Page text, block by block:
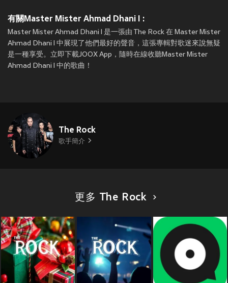
有關Master Mister Ahmad Dhani I :
Master Mister Ahmad Dhani I 是一張由 The Rock 在 Master Mister
Ahmad Dhani I 中展現了他們最好的聲音，這張專輯對歌迷來說無疑
是一種享受。立即下載JOOX App，隨時在線收聽Master Mister
Ahmad Dhani I 中的歌曲！
The Rock
歌手簡介
更多 The Rock